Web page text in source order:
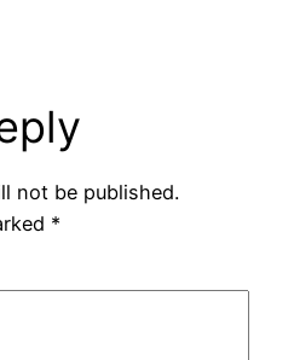
not be published.
*